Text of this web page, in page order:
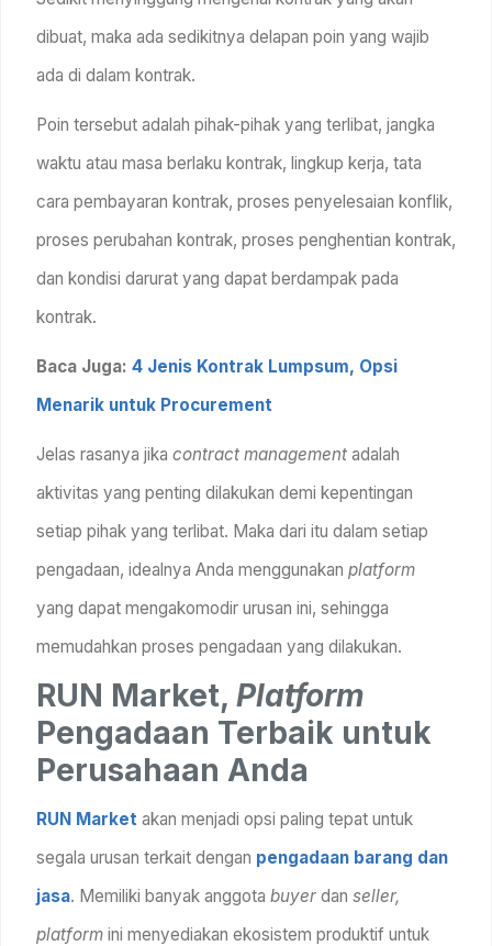
dibuat, maka ada sedikitnya delapan poin yang wajib
ada di dalam kontrak.
Poin tersebut adalah pihak-pihak yang terlibat, jangka
waktu atau masa berlaku kontrak, lingkup kerja, tata
cara pembayaran kontrak, proses penyelesaian konflik,
proses perubahan kontrak, proses penghentian kontrak,
dan kondisi darurat yang dapat berdampak pada
kontrak.
Baca Juga: 4 Jenis Kontrak Lumpsum, Opsi
Menarik untuk Procurement
Jelas rasanya jika contract management adalah
aktivitas yang penting dilakukan demi kepentingan
setiap pihak yang terlibat. Maka dari itu dalam setiap
pengadaan, idealnya Anda menggunakan platform
yang dapat mengakomodir urusan ini, sehingga
memudahkan proses pengadaan yang dilakukan.
RUN Market, Platform
Pengadaan Terbaik untuk
Perusahaan Anda
RUN Market akan menjadi opsi paling tepat untuk
segala urusan terkait dengan pengadaan barang dan
jasa. Memiliki banyak anggota buyer dan seller,
platform ini menyediakan ekosistem produktif untuk